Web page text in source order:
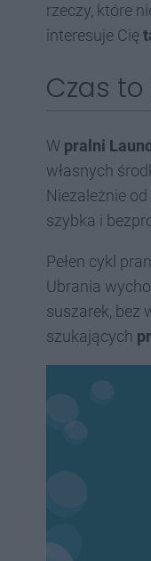
rzeczy, które
interesuje Cię
Czas
W pralni
własnych
Niezależnie
szybka i
Pełen cykl
Ubrania
suszarek, bez
szukających